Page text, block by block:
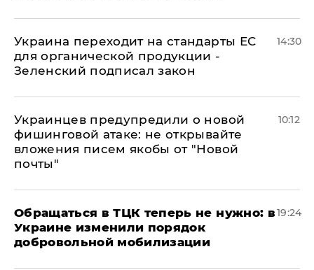
Украина переходит на стандарты ЕС
для органической продукции -
Зеленский подписал закон
14:30
Украинцев предупредили о новой
фишинговой атаке: не открывайте
вложения писем якобы от "Новой
почты"
10:12
Обращаться в ТЦК теперь не нужно: в
Украине изменили порядок
добровольной мобилизации
19:24